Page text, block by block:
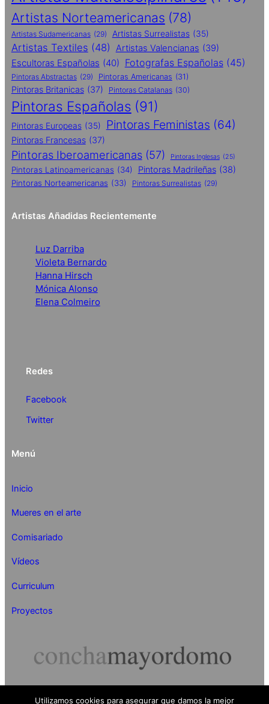
Artistas Norteamericanas (78)
Artistas Sudamericanas (29) Artistas Surrealistas (35)
Artistas Textiles (48) Artistas Valencianas (39)
Escultoras Españolas (40) Fotografas Españolas (45)
Pintoras Abstractas (29) Pintoras Americanas (31)
Pintoras Britanicas (37) Pintoras Catalanas (30)
Pintoras Españolas (91)
Pintoras Europeas (35) Pintoras Feministas (64)
Pintoras Francesas (37)
Pintoras Iberoamericanas (57) Pintoras Inglesas (25)
Pintoras Latinoamericanas (34) Pintoras Madrileñas (38)
Pintoras Norteamericanas (33) Pintoras Surrealistas (29)
Artistas Añadidas Recientemente
Luz Darriba
Violeta Bernardo
Hanna Hirsch
Mónica Alonso
Elena Colmeiro
Redes
Facebook
Twitter
Menú
Inicio
Mueres en el arte
Comisariado
Vídeos
Curriculum
Proyectos
Concha Mayordomo 2024
Utilizamos cookies para asegurar que damos la mejor